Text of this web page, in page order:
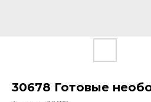
30678 Готовые